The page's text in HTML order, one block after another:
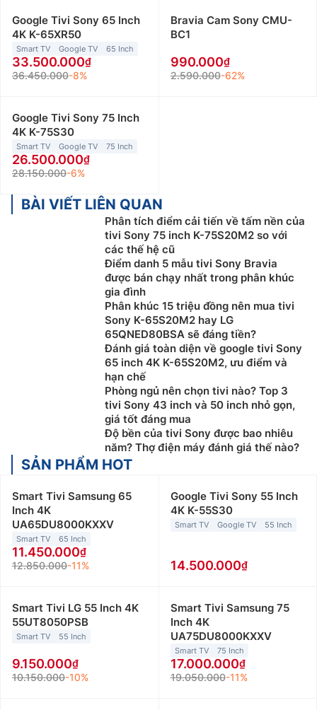
Google Tivi Sony 65 Inch
4K K-65XR50
Smart TV Google TV 65 Inch
33.500.000
36.450.000-8%
Bravia Cam Sony CMU-
BC1
990.000
2.590.000-62%
Google Tivi Sony 75 Inch
4K K-75S30
Smart TV Google TV 75 Inch
26.500.000
28.150.000-6%
BÀI VIẾT LIÊN QUAN
Phân tích điểm cải tiến về tấm nền của
tivi Sony 75 inch K-75S20M2 so với
các thế hệ cũ
Điểm danh 5 mẫu tivi Sony Bravia
được bán chạy nhất trong phân khúc
gia đình
Phân khúc 15 triệu đồng nên mua tivi
Sony K-65S20M2 hay LG
65QNED80BSA sẽ đáng tiền?
Đánh giá toàn diện về google tivi Sony
65 inch 4K K-65S20M2, ưu điểm và
hạn chế
Phòng ngủ nên chọn tivi nào? Top 3
tivi Sony 43 inch và 50 inch nhỏ gọn,
giá tốt đáng mua
Độ bền của tivi Sony được bao nhiêu
năm? Thợ điện máy đánh giá thế nào?
SẢN PHẨM HOT
Smart Tivi Samsung 65
Inch 4K
UA65DU8000KXXV
Smart TV 65 Inch
11.450.000
12.850.000-11%
Google Tivi Sony 55 Inch
4K K-55S30
Smart TV Google TV 55 Inch
14.500.000
Smart Tivi LG 55 Inch 4K
55UT8050PSB
Smart TV 55 Inch
9.150.000
10.150.000-10%
Smart Tivi Samsung 75
Inch 4K
UA75DU8000KXXV
Smart TV 75 Inch
17.000.000
19.050.000-11%